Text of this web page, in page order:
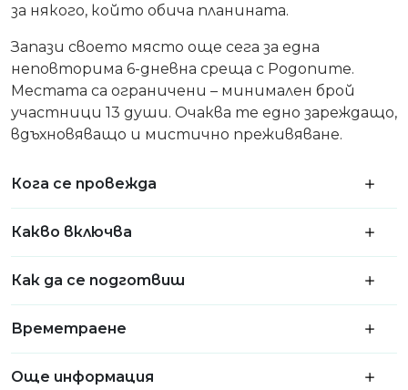
за някого, който обича планината.
Запази своето място още сега за една
неповторима 6-дневна среща с Родопите.
Местата са ограничени – минимален брой
участници 13 души. Очаква те едно зареждащо,
вдъхновяващо и мистично преживяване.
Кога се провежда
Какво включва
Как да се подготвиш
Времетраене
Още информация